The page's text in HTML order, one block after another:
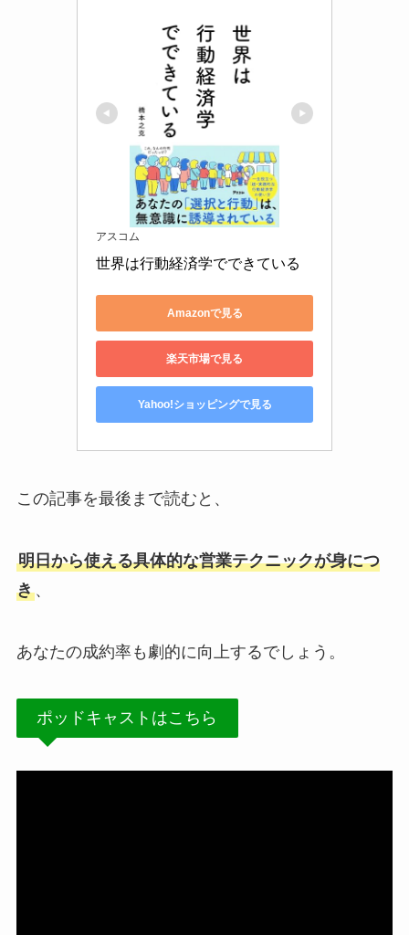
アスコム
世界は行動経済学でできている
Amazonで見る
楽天市場で見る
Yahoo!ショッピングで見る
この記事を最後まで読むと、
明日から使える具体的な営業テクニックが身につ
き、
あなたの成約率も劇的に向上するでしょう。
ポッドキャストはこちら